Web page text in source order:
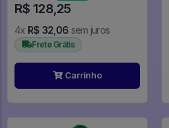
R$ 128,25
4x R$ 32,06 sem juros
Frete Grátis
Carrinho